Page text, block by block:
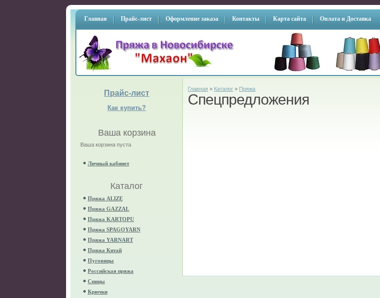
Главная Прайс-лист Оформление заказа Контакты Карта сайта Оплата и Доставка
Прайс-лист
Как купить?
Ваша корзина
Ваша корзина пуста
Личный кабинет
Каталог
Пряжа ALIZE
Пряжа GAZZAL
Пряжа KARTOPU
Пряжа SPAGOYARN
Пряжа YARNART
Пряжа Китай
Пуговицы
Российская пряжа
Спицы
Крючки
Главная » Каталог » Пряжа
Спецпредложения